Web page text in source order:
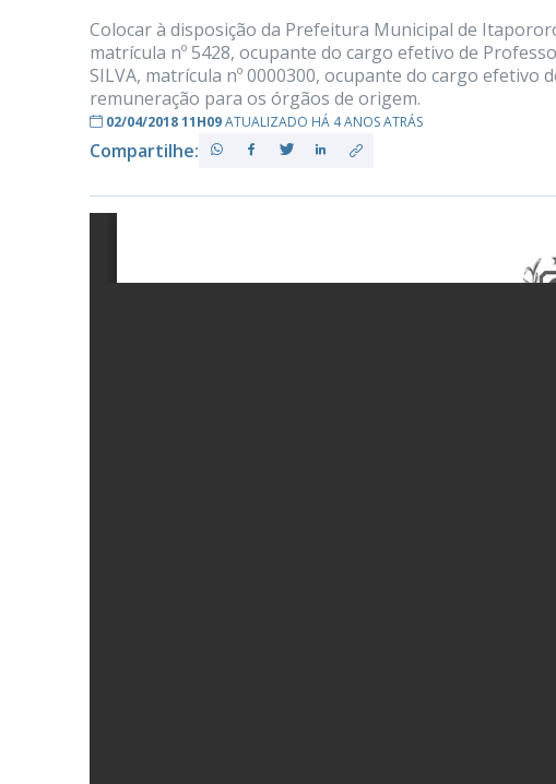
–
PB
Colocar à disposição da Prefeitura Municipal de
matrícula nº 5428, ocupante do cargo efetivo de
SILVA, matrícula nº 0000300, ocupante do cargo
remuneração para os órgãos de origem.
02/04/2018 11H09ATUALIZADO HÁ 4 ANOS ATRÁS
Compartilhe: